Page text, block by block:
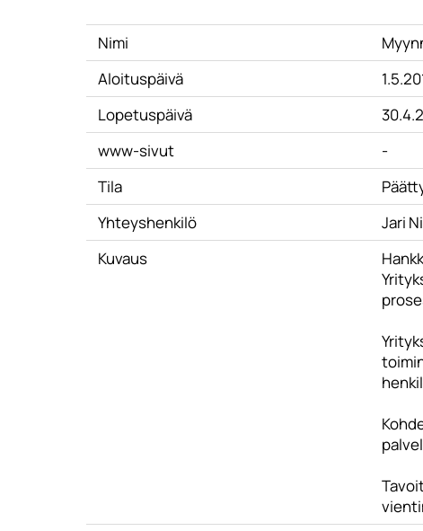
Nimi
Aloituspäivä
Lopetuspäivä
www-sivut
-
Tila
Yhteyshenkilö
Jari
Kuvaus